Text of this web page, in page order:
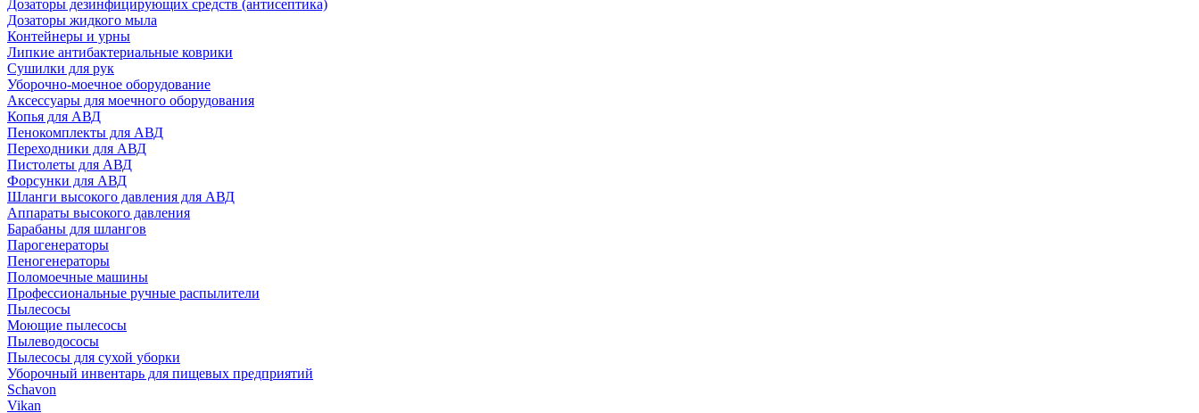
Дозаторы дезинфицирующих средств (антисептика)
Дозаторы жидкого мыла
Контейнеры и урны
Липкие антибактериальные коврики
Сушилки для рук
Уборочно-моечное оборудование
Аксессуары для моечного оборудования
Копья для АВД
Пенокомплекты для АВД
Переходники для АВД
Пистолеты для АВД
Форсунки для АВД
Шланги высокого давления для АВД
Аппараты высокого давления
Барабаны для шлангов
Парогенераторы
Пеногенераторы
Поломоечные машины
Профессиональные ручные распылители
Пылесосы
Моющие пылесосы
Пылеводососы
Пылесосы для сухой уборки
Уборочный инвентарь для пищевых предприятий
Schavon
Vikan